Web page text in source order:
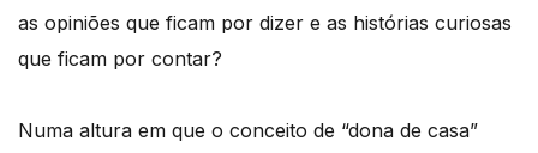
as opiniões que ficam por dizer e as histórias curiosas
que ficam por contar?
Numa altura em que o conceito de “dona de casa”